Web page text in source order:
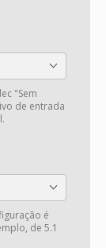
"Sem
de entrada
é
de 5.1